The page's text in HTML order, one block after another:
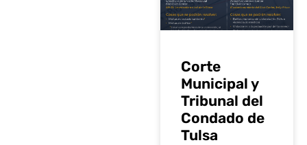
Corte
Municipal y
Tribunal del
Condado de
Tulsa